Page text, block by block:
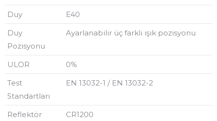
Duy
E40
Duy
Pozisyonu
Ayarlanabilir üç farklı ışık pozisyonu
ULOR
0%
Test
Standartları
EN 13032-1 / EN 13032-2
Reflektör
CR1200